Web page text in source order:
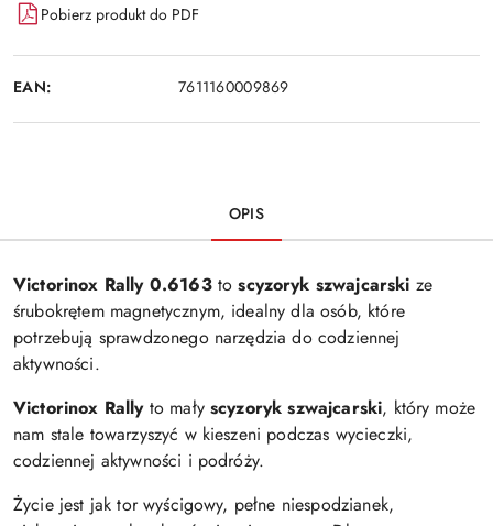
Pobierz produkt do PDF
EAN: 7611160009869
OPIS
Victorinox Rally 0.6163 toscyzoryk szwajcarski ze
śrubokrętem magnetycznym, idealny dla osób, które
potrzebują sprawdzonego narzędzia do codziennej
aktywności.
Victorinox Rallyto małyscyzoryk szwajcarski, który może
nam stale towarzyszyć w kieszeni podczas wycieczki,
codziennej aktywności i podróży.
Życie jest jak tor wyścigowy, pełne niespodzianek,